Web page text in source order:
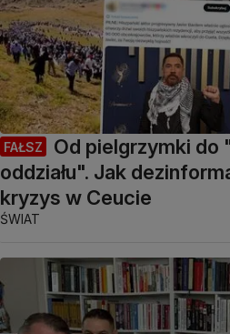
FAŁSZ
Od pielgrzymki do
oddziału". Jak
kryzys w Ceucie
ŚWIAT